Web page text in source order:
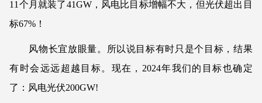
11个月就装了41GW，风电比目标增幅不大，但光伏超出目
标67%！
风物长宜放眼量。所以说目标有时只是个目标，结果
有时会远远超越目标。现在，2024年我们的目标也确定
了：风电光伏200GW!